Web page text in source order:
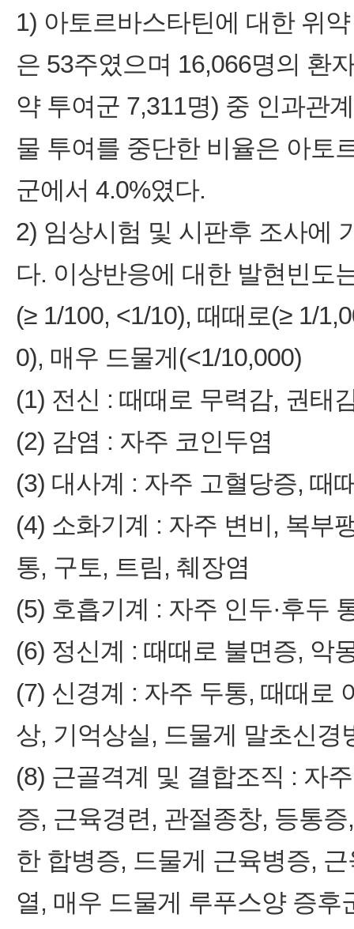
1) 아토르바스타틴에 대한 위
은 53주였으며 16,066명의 환
약 투여군 7,311명) 중 인과관
물 투여를 중단한 비율은 아토
군에서 4.0%였다.
2) 임상시험 및 시판후 조사에
다. 이상반응에 대한 발현빈도
(≥ 1/100, <1/10), 때때로(≥ 1/
0), 매우 드물게(<1/10,000)
(1) 전신 : 때때로 무력감, 권태
(2) 감염 : 자주 코인두염
(3) 대사계 : 자주 고혈당증, 때
(4) 소화기계 : 자주 변비, 복부
통, 구토, 트림, 췌장염
(5) 호흡기계 : 자주 인두·후두
(6) 정신계 : 때때로 불면증, 악
(7) 신경계 : 자주 두통, 때때로
상, 기억상실, 드물게 말초신경
(8) 근골격계 및 결합조직 : 자
증, 근육경련, 관절종창, 등통
한 합병증, 드물게 근육병증,
열, 매우 드물게 루푸스양 증